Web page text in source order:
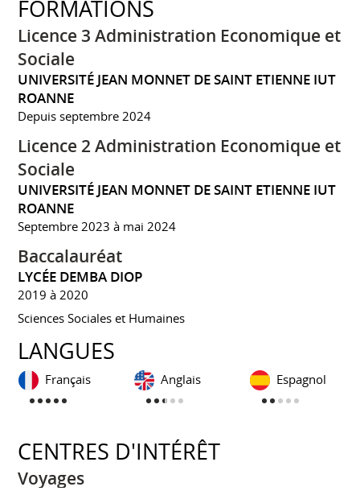
FORMATIONS
Licence 3 Administration Economique et
Sociale
UNIVERSITÉ JEAN MONNET DE SAINT ETIENNE IUT
ROANNE
Depuis septembre 2024
Licence 2 Administration Economique et
Sociale
UNIVERSITÉ JEAN MONNET DE SAINT ETIENNE IUT
ROANNE
Septembre 2023 à mai 2024
Baccalauréat
LYCÉE DEMBA DIOP
2019 à 2020
Sciences Sociales et Humaines
LANGUES
Français Anglais Espagnol
CENTRES D'INTÉRÊT
Voyages